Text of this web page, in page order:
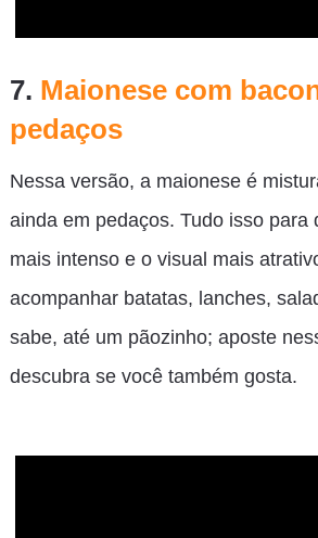
7. Maionese com
pedaços
Nessa versão, a maionese é
ainda em pedaços. Tudo isso para
mais intenso e o visual mais
acompanhar batatas, lanches,
sabe, até um pãozinho; aposte
descubra se você também gosta.